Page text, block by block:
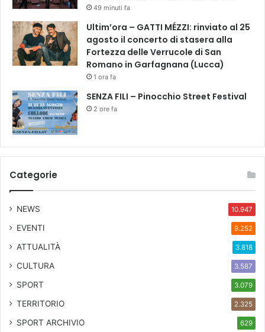
0
0
u
o
p
o
s
i
e
o
49 minuti fa
Ultim’ora – GATTI MÉZZI: rinviato al 25
agosto il concerto di stasera alla
Fortezza delle Verrucole di San
Romano in Garfagnana (Lucca)
1 ora fa
SENZA FILI – Pinocchio Street Festival
2 ore fa
Categorie
NEWS 10.947
EVENTI 9.252
ATTUALITÀ 3.818
CULTURA 3.587
SPORT 3.079
TERRITORIO 2.325
SPORT ARCHIVIO 629